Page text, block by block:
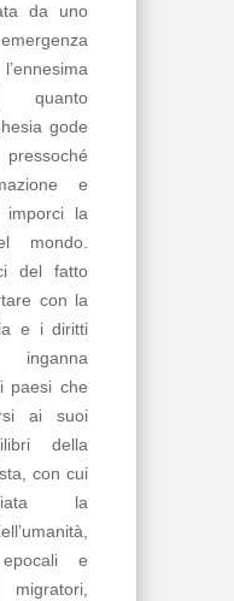
da uno
quanto
gode
e
imporci la
mondo.
del fatto
con la
e i diritti
paesi che
ai suoi
della
con cui
la
e
migratori,